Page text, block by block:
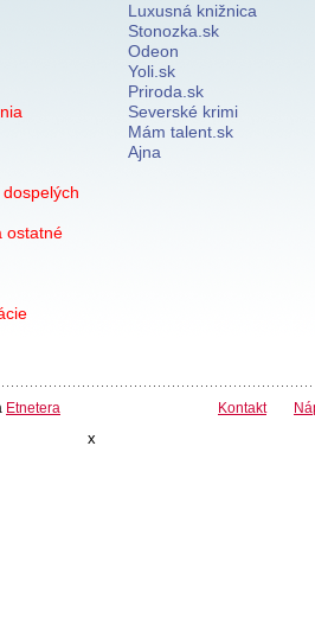
ostatné
Luxusná knižnica
Stonozka.sk
Odeon
Yoli.sk
Priroda.sk
Severské krimi
Mám talent.sk
Ajna
Etnetera Kontakt
x